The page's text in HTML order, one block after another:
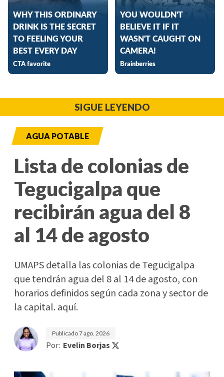
SIGUE LEYENDO
AGUA POTABLE
Lista de colonias de
Tegucigalpa que
recibirán agua del 8
al 14 de agosto
UMAPS detalla las colonias de Tegucigalpa
que tendrán agua del 8 al 14 de agosto, con
horarios definidos según cada zona y sector de
la capital. aquí.
Publicado7 ago. 2026
Por: Evelin Borjas